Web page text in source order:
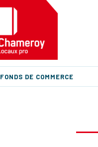
FONDS DE COMMERCE